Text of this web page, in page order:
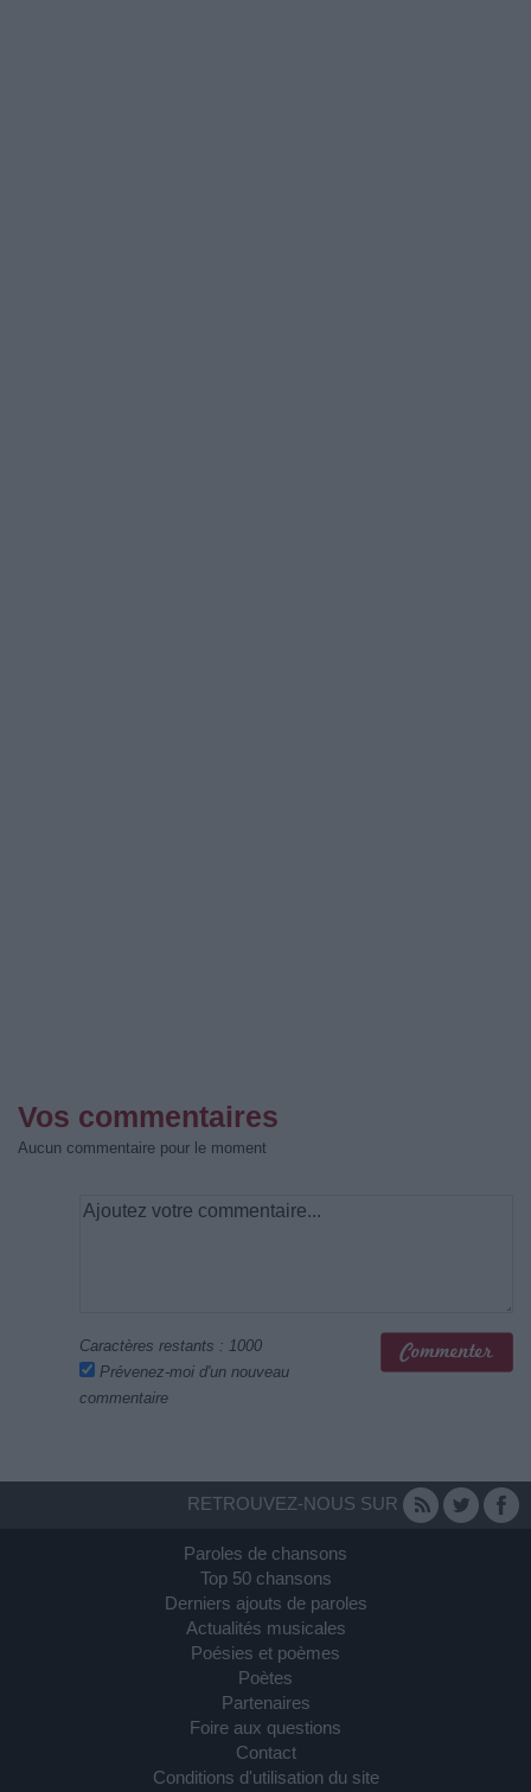
Vos commentaires
Aucun commentaire pour le moment
Caractères restants : 1000
Prévenez-moi d'un nouveau
commentaire
RETROUVEZ-NOUS SUR
Paroles de chansons
Top 50 chansons
Derniers ajouts de paroles
Actualités musicales
Poésies et poèmes
Poètes
Partenaires
Foire aux questions
Contact
Conditions d'utilisation du site